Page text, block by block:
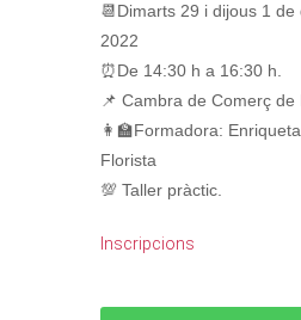
📆Dimarts 29 i dijous 1 de
2022⁣⁣⁣
⏰De 14:30 h a 16:30 h.⁣⁣⁣⁣
📌 Cambra de Comerç de
👩‍🏫Formadora:
Florista
💯 Taller pràctic.⁣
Inscripcions